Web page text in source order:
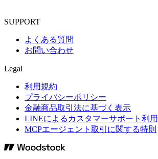
SUPPORT
よくある質問
お問い合わせ
Legal
利用規約
プライバシーポリシー
金融商品取引法に基づく表示
LINEによるカスタマーサポート利
MCPエージェント取引に関する特則